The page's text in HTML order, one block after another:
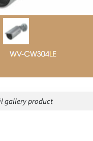
gallery product